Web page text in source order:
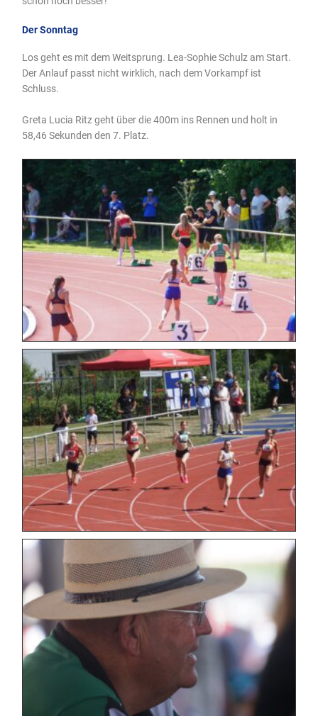
Der Sonntag
Los geht es mit dem Weitsprung. Lea-Sophie Schulz am Start.
Der Anlauf passt nicht wirklich, nach dem Vorkampf ist
Schluss.
Greta Lucia Ritz geht über die 400m ins Rennen und holt in
58,46 Sekunden den 7. Platz.